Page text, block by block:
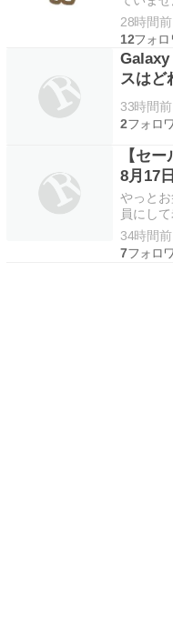
を見直
ません
方は、
The
28時間前
12
スはど
33時間前
2
【セ
8月17
やっと
員にし
を開催
SSD、
で。
34時間前
7